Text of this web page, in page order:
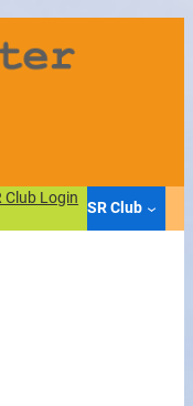
Club Login
SR Club